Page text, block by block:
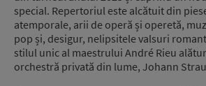
special. Repertoriul este alcătuit din
atemporale, arii de operă și operetă,
pop și, desigur, nelipsitele valsuri
stilul unic al maestrului André Rieu
orchestră privată din lume, Johann